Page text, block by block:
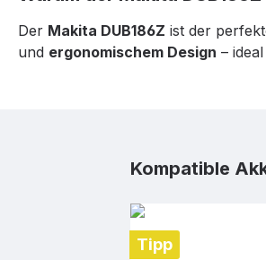
Der Makita DUB186Z ist der
und ergonomischem Design –
Produktgalerie
Kompatible
Tipp